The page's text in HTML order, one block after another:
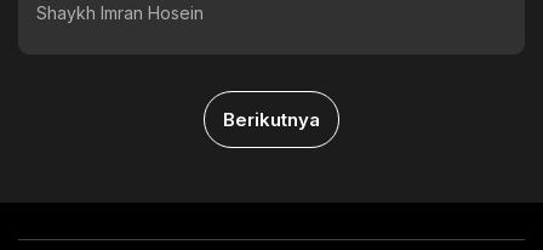
Shaykh Imran Hosein
Berikutnya